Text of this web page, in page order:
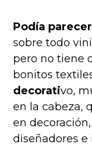
Podía
sobre todo
pero no tiene
bonitos
decorativo,
en la cabeza,
en
diseñadores